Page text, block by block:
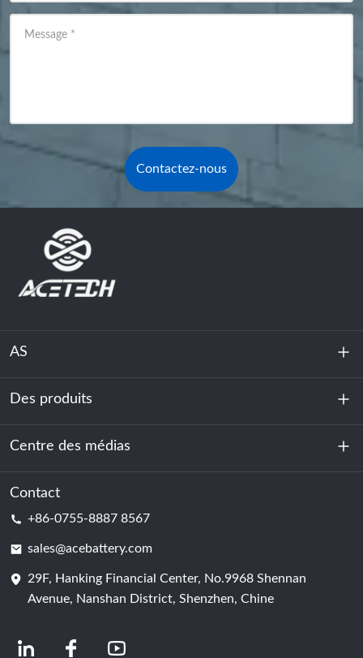
Message *
Contactez-nous
AS
À propos de nous
Durabilité
Des produits
Stockage d'énergie
Centre de données et salle des serveurs
Cellule de batterie
Centre des médias
Nouvelles
Contact
+86-0755-8887 8567
sales@acebattery.com
29F, Hanking Financial Center, No.9968 Shennan
Avenue, Nanshan District, Shenzhen, Chine